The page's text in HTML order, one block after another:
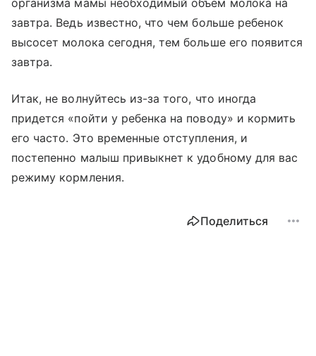
организма мамы необходимый объем молока на
завтра. Ведь известно, что чем больше ребенок
высосет молока сегодня, тем больше его появится
завтра.
Итак, не волнуйтесь из-за того, что иногда
придется «пойти у ребенка на поводу» и кормить
его часто. Это временные отступления, и
постепенно малыш привыкнет к удобному для вас
режиму кормления.
Поделиться